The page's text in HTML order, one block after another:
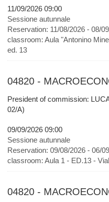
11/09/2026 09:00
Sessione autunnale
Reservation: 11/08/2026 - 08/
classroom: Aula "Antonino
ed. 13
04820 -
President of commission:
02/A)
09/09/2026 09:00
Sessione autunnale
Reservation: 09/08/2026 - 06/
classroom: Aula 1 - ED.13 -
04820 -